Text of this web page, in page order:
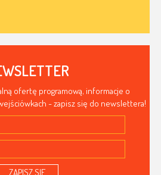
ofertę programową, informacje o
- zapisz się do newslettera!
ZAPISZ SIĘ